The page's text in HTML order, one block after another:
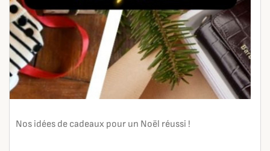
Nos idées de cadeaux pour un Noël réussi !